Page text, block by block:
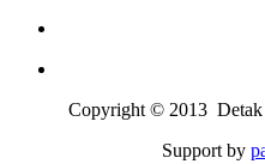
Copyright © 2013 Detak
Support by